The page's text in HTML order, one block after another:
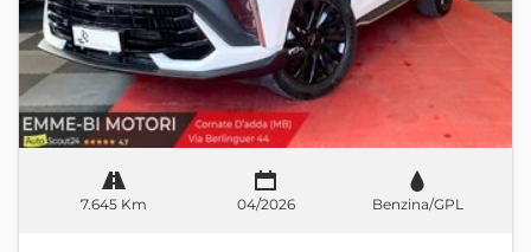
7.645 Km 04/2026 Benzina/GPL